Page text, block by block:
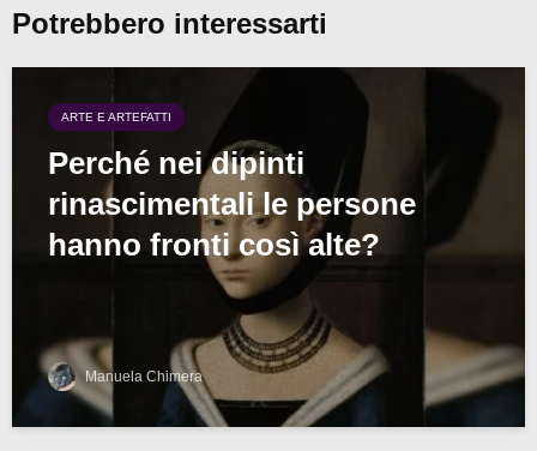
Potrebbero interessarti
ARTE E ARTEFATTI
Perché nei dipinti
rinascimentali le persone
hanno fronti così alte?
Manuela Chimera